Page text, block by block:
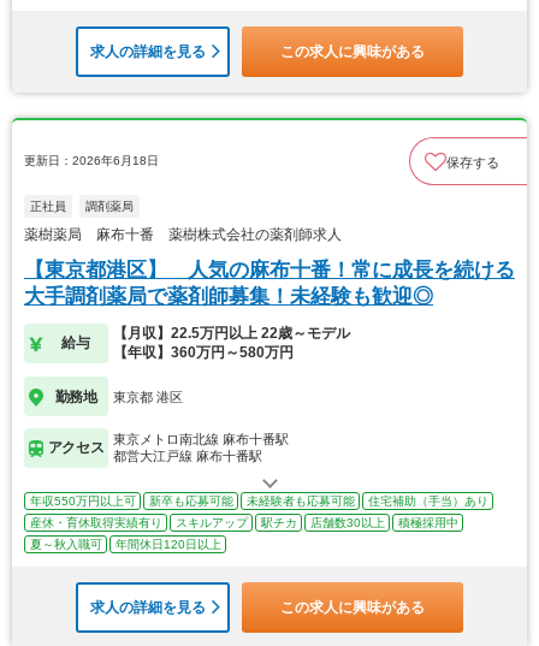
求人の詳細を見る この求人に興味がある
更新日：2026年6月18日 保存する
正社員 調剤薬局
薬樹薬局 麻布十番 薬樹株式会社の薬剤師求人
【東京都港区】 人気の麻布十番！常に成長を続ける
大手調剤薬局で薬剤師募集！未経験も歓迎◎
給与
【月収】22.5万円以上 22歳～モデル
【年収】360万円～580万円
勤務地 東京都 港区
アクセス
東京メトロ南北線 麻布十番駅
都営大江戸線 麻布十番駅
年収550万円以上可 新卒も応募可能 未経験者も応募可能
住宅補助（手当）あり
産休・育休取得実績有り
スキルアップ 駅チカ 店舗数30以上
積極採用中
夏～秋入職可
年間休日120日以上
求人の詳細を見る この求人に興味がある